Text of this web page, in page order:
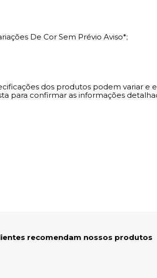
De Cor Sem Prévio Aviso*;
dos produtos podem variar e
para confirmar as informações
recomendam nossos produtos